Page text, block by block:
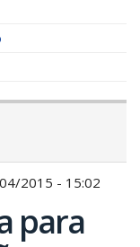
2015 - 15:02
para